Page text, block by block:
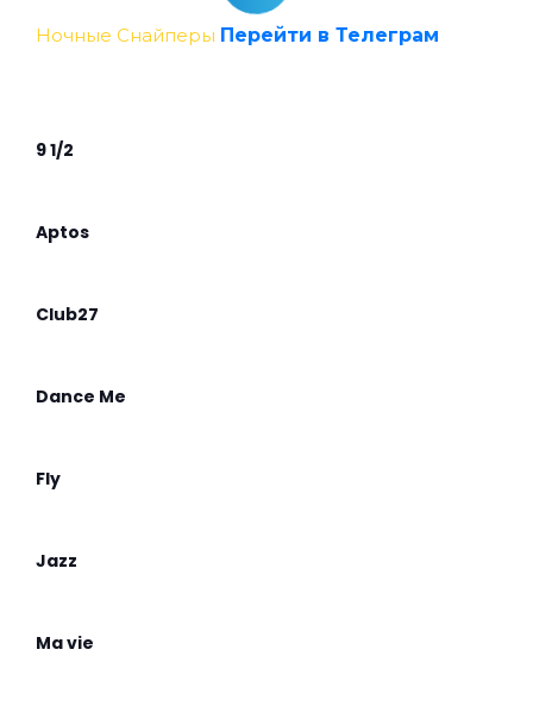
Ночные Снайперы Перейти в Телеграм
9 1/2
Aptos
Club27
Dance Me
Fly
Jazz
Ma vie